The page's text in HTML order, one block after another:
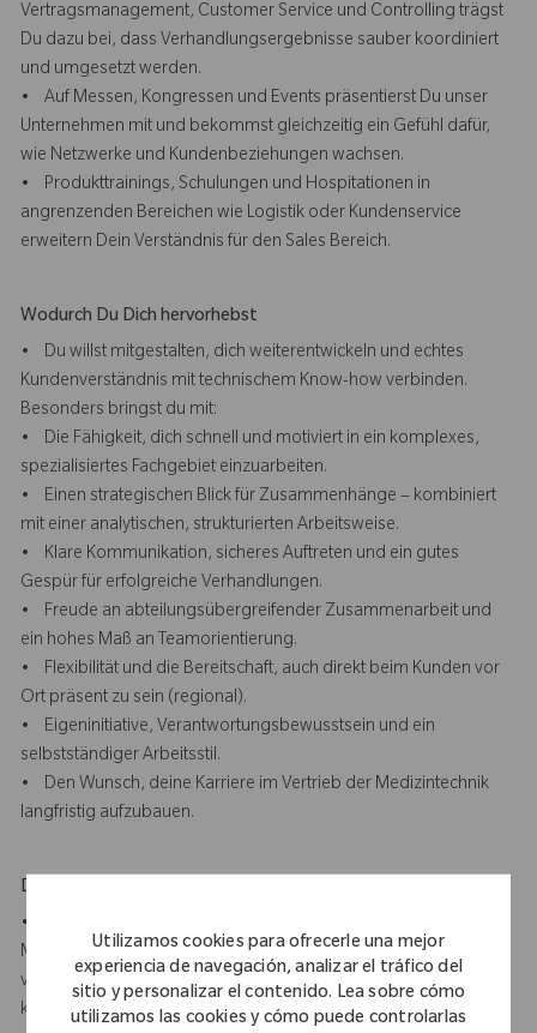
Utilizamos cookies para ofrecerle una mejor
experiencia de navegación, analizar el tráfico del
sitio y personalizar el contenido. Lea sobre cómo
utilizamos las cookies y cómo puede controlarlas
Vertragsmanagement, Customer Service und Controlling trägst
Du dazu bei, dass Verhandlungsergebnisse sauber koordiniert
und umgesetzt werden.
• Auf Messen, Kongressen und Events präsentierst Du unser
Unternehmen mit und bekommst gleichzeitig ein Gefühl dafür,
wie Netzwerke und Kundenbeziehungen wachsen.
• Produkttrainings, Schulungen und Hospitationen in
angrenzenden Bereichen wie Logistik oder Kundenservice
erweitern Dein Verständnis für den Sales Bereich.
Wodurch Du Dich hervorhebst
• Du willst mitgestalten, dich weiterentwickeln und echtes
Kundenverständnis mit technischem Know-how verbinden.
Besonders bringst du mit:
• Die Fähigkeit, dich schnell und motiviert in ein komplexes,
spezialisiertes Fachgebiet einzuarbeiten.
• Einen strategischen Blick für Zusammenhänge – kombiniert
mit einer analytischen, strukturierten Arbeitsweise.
• Klare Kommunikation, sicheres Auftreten und ein gutes
Gespür für erfolgreiche Verhandlungen.
• Freude an abteilungsübergreifender Zusammenarbeit und
ein hohes Maß an Teamorientierung.
• Flexibilität und die Bereitschaft, auch direkt beim Kunden vor
Ort präsent zu sein (regional).
• Eigeninitiative, Verantwortungsbewusstsein und ein
selbstständiger Arbeitsstil.
• Den Wunsch, deine Karriere im Vertrieb der Medizintechnik
langfristig aufzubauen.
Dein Hintergrund
• Abgeschlossenes Studium im Bereich BWL/VWL,
Medizintechnik, Gesundheitsmanagement oder eine
vergleichbare Qualifikation oder erfolgreich abgeschlossene
kaufmännische Berufsausbildung.